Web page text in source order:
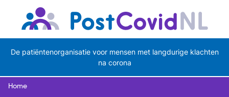
De patiëntenorganisatie voor mensen met langdurige klachten
na corona
Home